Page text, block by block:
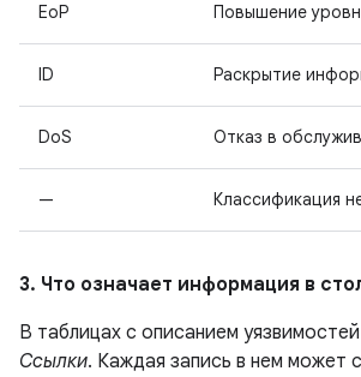
EoP Повышение
ID Раскрытие
DoS Отказ в
— Классификация
3. Что означает информация в
В таблицах с описанием
Ссылки. Каждая запись в нем может